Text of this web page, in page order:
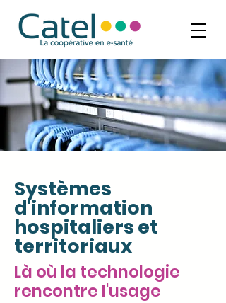
Systèmes
d'information
hospitaliers et
territoriaux
Là où la technologie
rencontre l'usage